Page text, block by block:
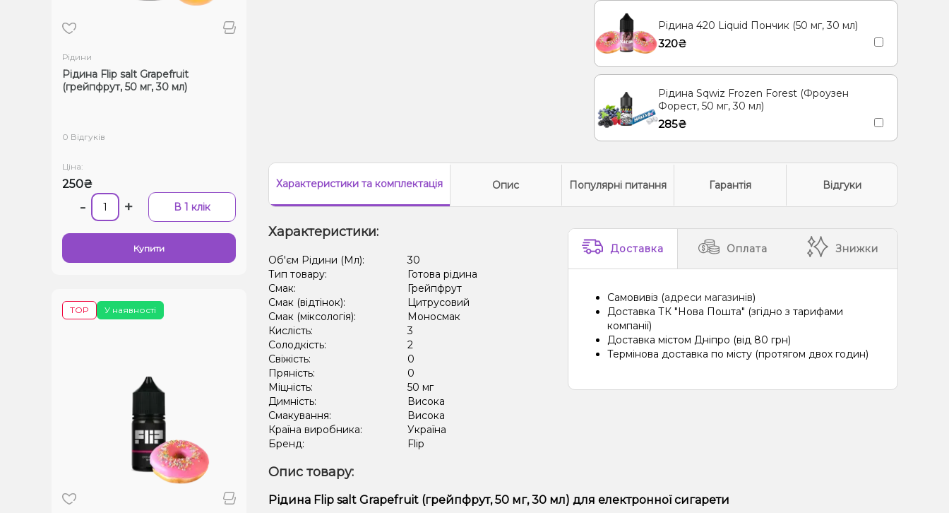
Рідини
Рідина Flip salt Grapefruit
(грейпфрут, 50 мг, 30 мл)
0 Відгуків
Ціна:
250₴
- + В 1 клік
Купити
У наявності
TOP
Рідина 420 Liquid Пончик (50 мг, 30 мл)
320₴
Рідина Sqwiz Frozen Forest (Фроузен
Форест, 50 мг, 30 мл)
285₴
Характеристикита комплектація Опис Популярні питання Гарантія Відгуки
Характеристики:
Об'єм Рідини (Мл):
30
Тип товару:
Готова рідина
Смак:
Грейпфрут
Смак (відтінок):
Цитрусовий
Смак (міксологія):
Моносмак
Кислість:
3
Солодкість:
2
Свіжість:
0
Пряність:
0
Міцність:
50 мг
Димність:
Висока
Смакування:
Висока
Країна виробника:
Україна
Бренд:
Flip
Доставка Оплата Знижки
Самовивіз (адреси магазинів)
Доставка ТК "Нова Пошта" (згідно з тарифами
компанії)
Доставка містом Дніпро (від 80 грн)
Термінова доставка по місту (протягом двох годин)
Опис товару:
Рідина Flip salt Grapefruit (грейпфрут, 50 мг, 30 мл) для електронної сигарети